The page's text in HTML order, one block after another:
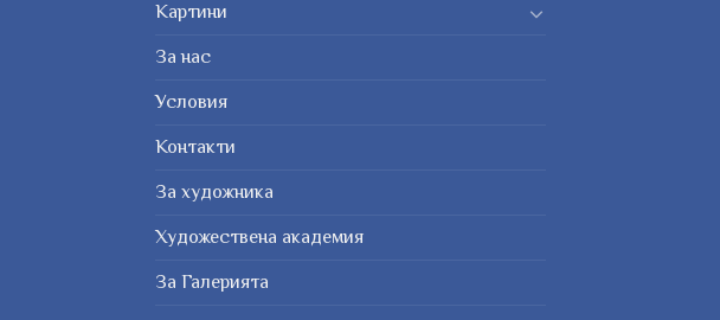
Картини
За нас
Условия
Контакти
За художника
Художествена академия
За Галерията